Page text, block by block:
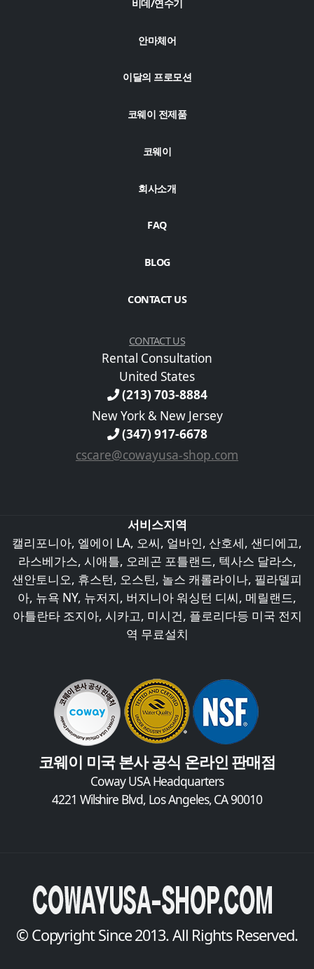
비데/연수기
안마체어
이달의 프로모션
코웨이 전제품
코웨이
회사소개
FAQ
BLOG
CONTACT US
CONTACT US
Rental Consultation
United States
(213) 703-8884
New York & New Jersey
(347) 917-6678
cscare@cowayusa-shop.com
서비스지역
캘리포니아, 엘에이 LA, 오씨, 얼바인, 산호세, 샌디에고,
라스베가스, 시애틀, 오레곤 포틀랜드, 텍사스 달라스,
샌안토니오, 휴스턴, 오스틴, 놀스 캐롤라이나, 필라델피
아, 뉴욕 NY, 뉴저지, 버지니아 워싱턴 디씨, 메릴랜드,
아틀란타 조지아, 시카고, 미시건, 플로리다등 미국 전지
역 무료설치
코웨이 미국 본사 공식 온라인 판매점
Coway USA Headquarters
4221 Wilshire Blvd, Los Angeles, CA 90010
© Copyright Since 2013. All Rights Reserved.